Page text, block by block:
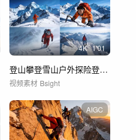
4K 1'01
登山攀登雪山户外探险登顶山顶励志企业宣传
视频素材 Bsight
AIGC